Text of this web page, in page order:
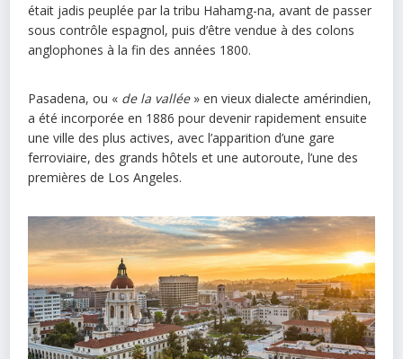
était jadis peuplée par la tribu Hahamg-na, avant de passer
sous contrôle espagnol, puis d’être vendue à des colons
anglophones à la fin des années 1800.
Pasadena, ou « de la vallée» en vieux dialecte amérindien,
a été incorporée en 1886 pour devenir rapidement ensuite
une ville des plus actives, avec l’apparition d’une gare
ferroviaire, des grands hôtels et une autoroute, l’une des
premières de Los Angeles.